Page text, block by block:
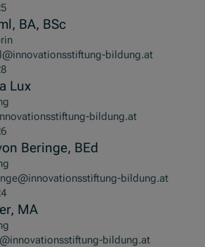
BA, BSc
bildung.at
Lux
bildung.at
Beringe, BEd
bildung.at
MA
bildung.at